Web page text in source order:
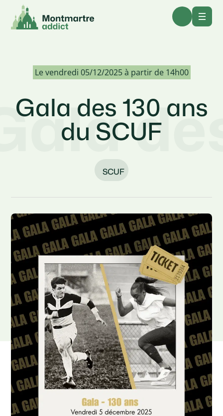
Le vendredi 05/12/2025 à partir de 14h00
Gala des 130 ans
du SCUF
SCUF